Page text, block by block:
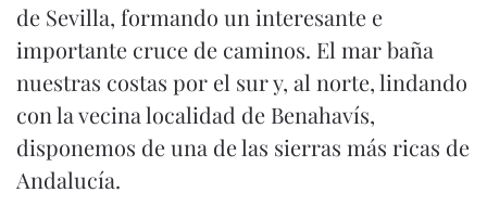
de Sevilla, formando un interesante e
importante cruce de caminos. El mar baña
nuestras costas por el sur y, al norte, lindando
con la vecina localidad de Benahavís,
disponemos de una de las sierras más ricas de
Andalucía.